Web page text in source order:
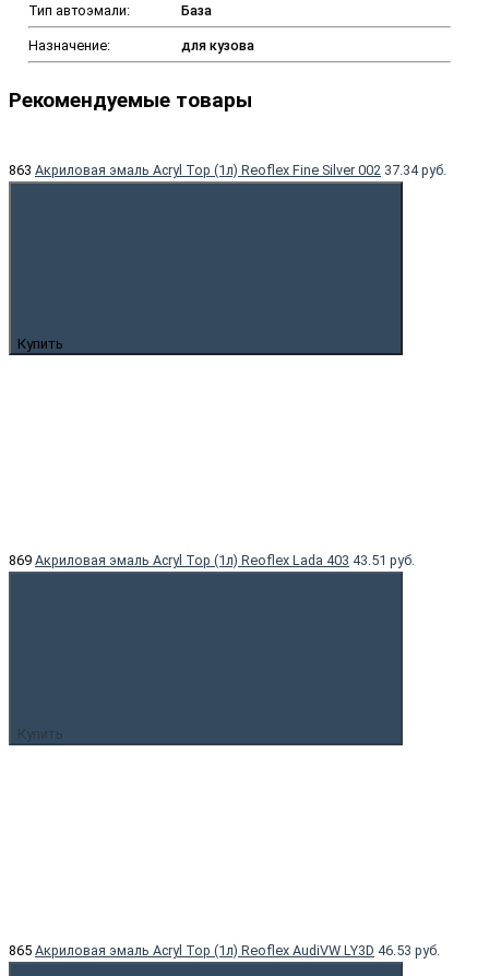
Тип автоэмали: База
Назначение: для кузова
Рекомендуемые товары
863 Акриловая эмаль Acryl Top (1л) Reoflex Fine Silver 002 37.34 руб.
Купить
869 Акриловая эмаль Acryl Top (1л) Reoflex Lada 403 43.51 руб.
Купить
865 Акриловая эмаль Acryl Top (1л) Reoflex AudiVW LY3D 46.53 руб.